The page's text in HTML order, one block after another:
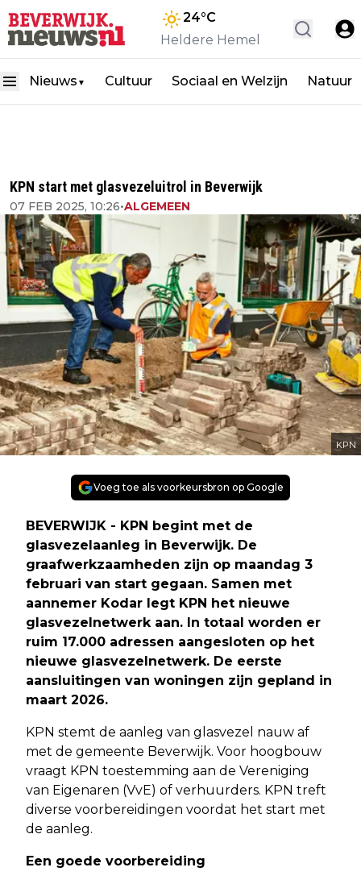
24°C
Heldere Hemel
Nieuws ▼ Cultuur Sociaal en Welzijn Natuur
KPN start met glasvezeluitrol in Beverwijk
07 FEB 2025, 10:26•ALGEMEEN
KPN
Voeg toe als voorkeursbron op Google
BEVERWIJK - KPN begint met de
glasvezelaanleg in Beverwijk. De
graafwerkzaamheden zijn op maandag 3
februari van start gegaan. Samen met
aannemer Kodar legt KPN het nieuwe
glasvezelnetwerk aan. In totaal worden er
ruim 17.000 adressen aangesloten op het
nieuwe glasvezelnetwerk. De eerste
aansluitingen van woningen zijn gepland in
maart 2026.
KPN stemt de aanleg van glasvezel nauw af
met de gemeente Beverwijk. Voor hoogbouw
vraagt KPN toestemming aan de Vereniging
van Eigenaren (VvE) of verhuurders. KPN treft
diverse voorbereidingen voordat het start met
de aanleg.
Een goede voorbereiding